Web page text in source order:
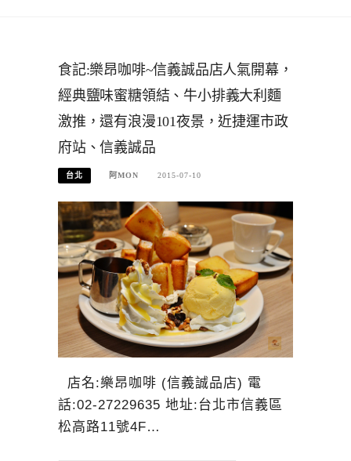
食記:樂昂咖啡~信義誠品店人氣開幕，
經典鹽味蜜糖領結、牛小排義大利麵
激推，還有浪漫101夜景，近捷運市政
府站、信義誠品
台北 阿MON 2015-07-10
店名:樂昂咖啡 (信義誠品店) 電
話:02-27229635 地址:台北市信義區
松高路11號4F…